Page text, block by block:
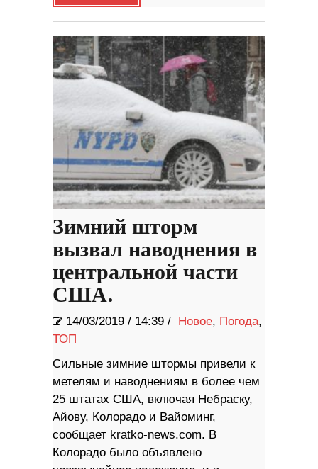
Зимний шторм
вызвал наводнения в
центральной части
США.
14/03/2019 / 14:39 / Новое, Погода,
ТОП
Сильные зимние штормы привели к
метелям и наводнениям в более чем
25 штатах США, включая Небраску,
Айову, Колорадо и Вайоминг,
сообщает kratko-news.com. В
Колорадо было объявлено